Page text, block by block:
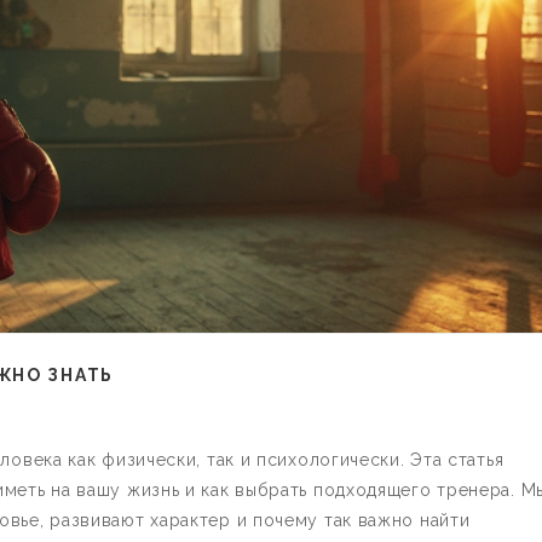
ЗНАТЬ
как физически, так и психологически. Эта статья
на вашу жизнь и как выбрать подходящего тренера.
развивают характер и почему так важно найти